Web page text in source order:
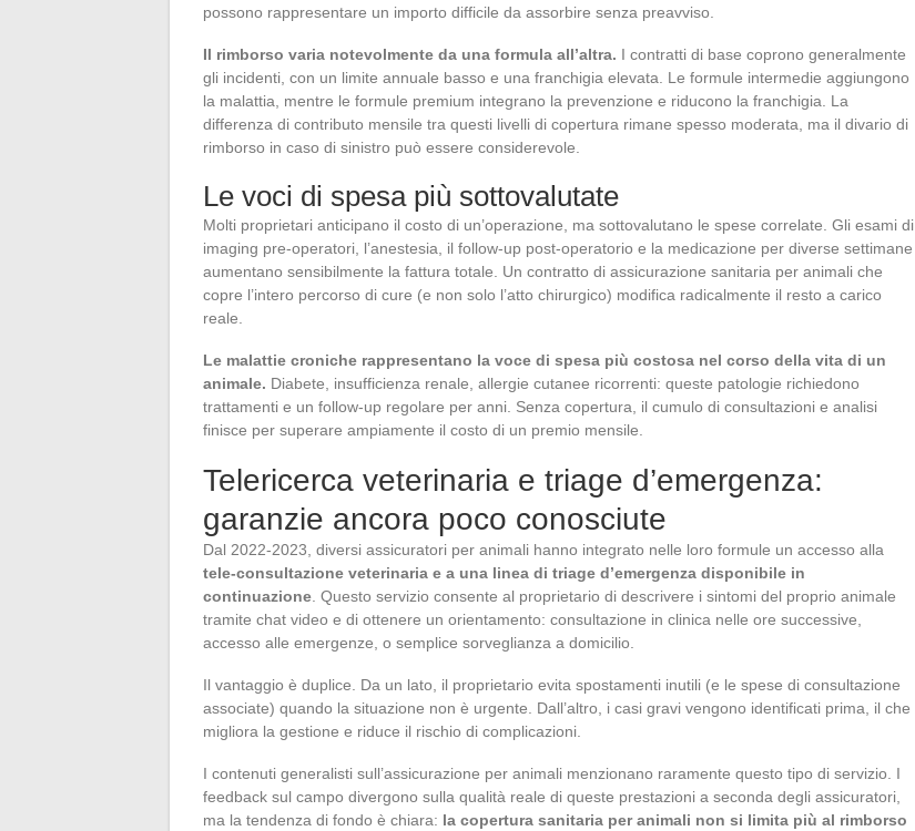
possono rappresentare un importo difficile da assorbire senza preavviso.
Il rimborso varia notevolmente da una formula all’altra. I contratti di base coprono generalmente
gli incidenti, con un limite annuale basso e una franchigia elevata. Le formule intermedie aggiungono
la malattia, mentre le formule premium integrano la prevenzione e riducono la franchigia. La
differenza di contributo mensile tra questi livelli di copertura rimane spesso moderata, ma il divario di
rimborso in caso di sinistro può essere considerevole.
Le voci di spesa più sottovalutate
Molti proprietari anticipano il costo di un’operazione, ma sottovalutano le spese correlate. Gli esami di
imaging pre-operatori, l’anestesia, il follow-up post-operatorio e la medicazione per diverse settimane
aumentano sensibilmente la fattura totale. Un contratto di assicurazione sanitaria per animali che
copre l’intero percorso di cure (e non solo l’atto chirurgico) modifica radicalmente il resto a carico
reale.
Le malattie croniche rappresentano la voce di spesa più costosa nel corso della vita di un
animale. Diabete, insufficienza renale, allergie cutanee ricorrenti: queste patologie richiedono
trattamenti e un follow-up regolare per anni. Senza copertura, il cumulo di consultazioni e analisi
finisce per superare ampiamente il costo di un premio mensile.
Telericerca veterinaria e triage d’emergenza:
garanzie ancora poco conosciute
Dal 2022-2023, diversi assicuratori per animali hanno integrato nelle loro formule un accesso alla
tele-consultazione veterinaria e a una linea di triage d’emergenza disponibile in
continuazione. Questo servizio consente al proprietario di descrivere i sintomi del proprio animale
tramite chat video e di ottenere un orientamento: consultazione in clinica nelle ore successive,
accesso alle emergenze, o semplice sorveglianza a domicilio.
Il vantaggio è duplice. Da un lato, il proprietario evita spostamenti inutili (e le spese di consultazione
associate) quando la situazione non è urgente. Dall’altro, i casi gravi vengono identificati prima, il che
migliora la gestione e riduce il rischio di complicazioni.
I contenuti generalisti sull’assicurazione per animali menzionano raramente questo tipo di servizio. I
feedback sul campo divergono sulla qualità reale di queste prestazioni a seconda degli assicuratori,
ma la tendenza di fondo è chiara: la copertura sanitaria per animali non si limita più al rimborso